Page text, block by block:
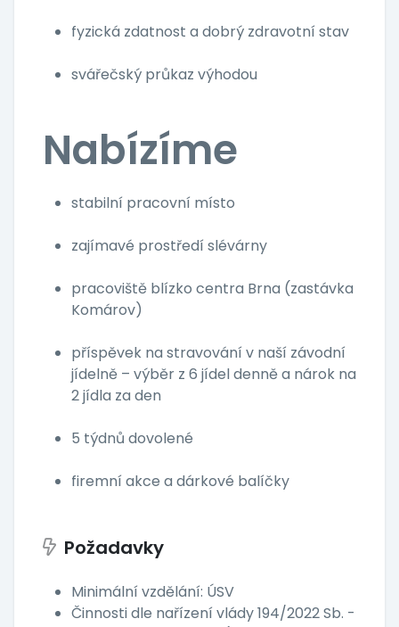
fyzická zdatnost a dobrý zdravotní stav
svářečský průkaz výhodou
Nabízíme
stabilní pracovní místo
zajímavé prostředí slévárny
pracoviště blízko centra Brna (zastávka
Komárov)
příspěvek na stravování v naší závodní
jídelně – výběr z 6 jídel denně a nárok na
2 jídla za den
5 týdnů dovolené
firemní akce a dárkové balíčky
Požadavky
Minimální vzdělání: ÚSV
Činnosti dle nařízení vlády 194/2022 Sb. -